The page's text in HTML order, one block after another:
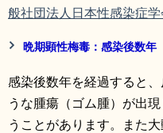
般社団法人日本性感染症
晩期顕性梅毒：感染後数年
感染後数年を経過すると
うな腫瘍（ゴム腫）が出
うことがあります。また